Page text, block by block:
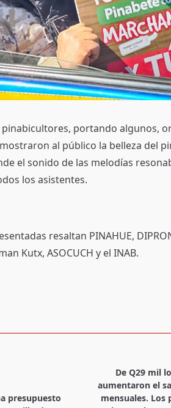
portando algunos,
al público la belleza del
el sonido de las melodías
los asistentes.
resaltan PINAHUE,
Kutx, ASOCUCH y el INAB.
presupuesto
De Q29 mil
aumentaron el
mensuales. Los